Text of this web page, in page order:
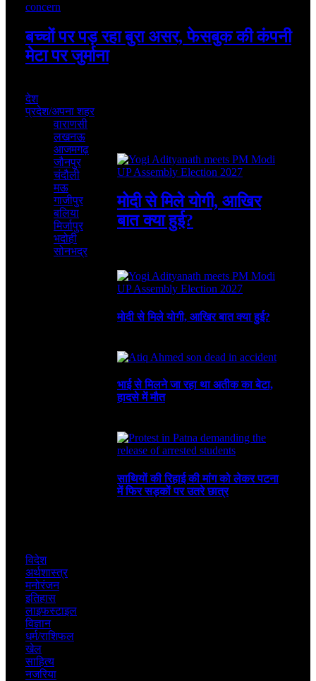
बच्चों पर पड़ रहा बुरा असर, फेसबुक की कंपनी
मेटा पर जुर्माना
देश
प्रदेश/अपना शहर
वाराणसी
लखनऊ
आजमगढ़
जौनपुर
चंदौली
मऊ
गाजीपुर
बलिया
मिर्जापुर
भदोही
सोनभद्र
मोदी से मिले योगी, आखिर
बात क्या हुई?
मोदी से मिले योगी, आखिर बात क्या हुई?
भाई से मिलने जा रहा था अतीक का बेटा,
हादसे में मौत
साथियों की रिहाई की मांग को लेकर पटना
में फिर सड़कों पर उतरे छात्र
विदेश
अर्थशास्त्र
मनोरंजन
इतिहास
लाइफस्टाइल
विज्ञान
धर्म/राशिफल
खेल
साहित्य
नजरिया